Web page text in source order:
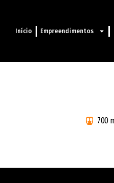
Início Empreendimentos
700